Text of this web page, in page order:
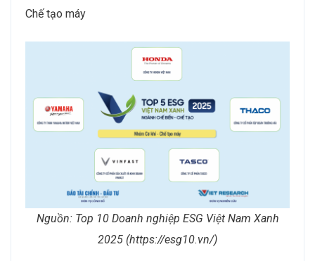
Chế tạo máy
Nguồn: Top 10 Doanh nghiệp ESG Việt Nam Xanh
2025 (https://esg10.vn/)